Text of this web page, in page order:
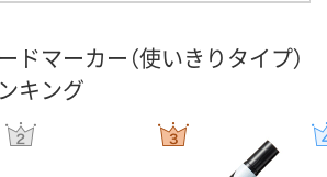
ドマーカー（使いきりタイプ）
キング